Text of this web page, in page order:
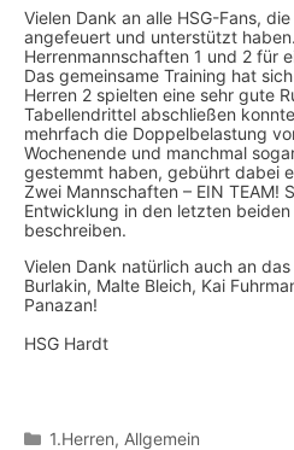
Vielen Dank an alle HSG-Fans,
angefeuert und unterstützt
Herrenmannschaften 1 und 2 für
Das gemeinsame Training hat
Herren 2 spielten eine sehr gute
Tabellendrittel abschließen
mehrfach die Doppelbelastung
Wochenende und manchmal
gestemmt haben, gebührt dabei
Zwei Mannschaften – EIN TEAM!
Entwicklung in den letzten
beschreiben.
Vielen Dank natürlich auch an
Burlakin, Malte Bleich, Kai
Panazan!
HSG Hardt
Kategorien
1.Herren, Allgemein